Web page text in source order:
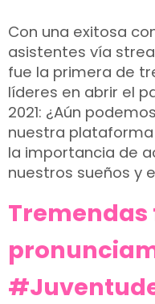
Con una exitosa
asistentes vía
fue la primera de
líderes en abrir el
2021: ¿Aún
nuestra
la importancia de
nuestros sueños y